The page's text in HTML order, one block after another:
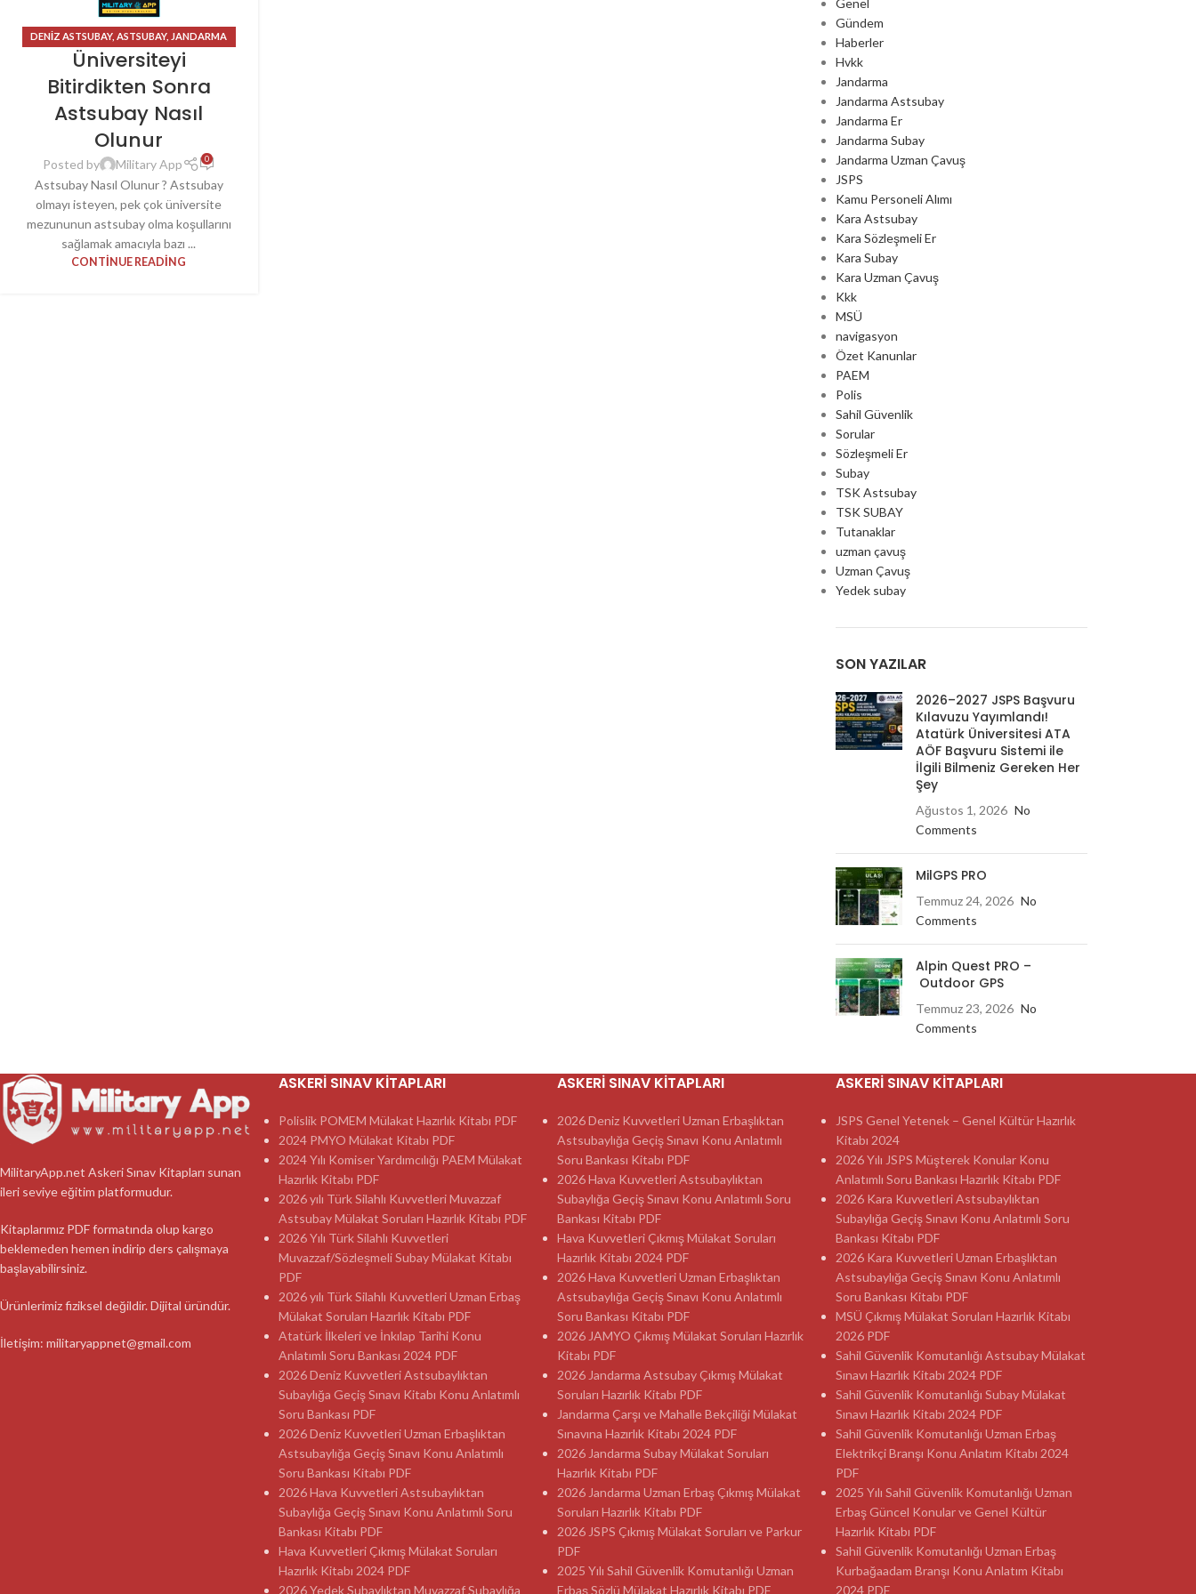
DENIZ ASTSUBAY,ASTSUBAY, JANDARMA
ASTSUBAY, KARA ASTSUBAY,SAHIL
Üniversiteyi
Bitirdikten Sonra
Astsubay Nasıl
Olunur
Posted by Military App 0
Astsubay Nasıl Olunur ? Astsubay
olmayı isteyen, pek çok üniversite
mezununun astsubay olma koşullarını
sağlamak amacıyla bazı ...
CONTINUE READING
Genel
Gündem
Haberler
Hvkk
Jandarma
Jandarma Astsubay
Jandarma Er
Jandarma Subay
Jandarma Uzman Çavuş
JSPS
Kamu Personeli Alımı
Kara Astsubay
Kara Sözleşmeli Er
Kara Subay
Kara Uzman Çavuş
Kkk
MSÜ
navigasyon
Özet Kanunlar
PAEM
Polis
Sahil Güvenlik
Sorular
Sözleşmeli Er
Subay
TSK Astsubay
TSK SUBAY
Tutanaklar
uzman çavuş
Uzman Çavuş
Yedek subay
SON YAZILAR
2026–2027 JSPS Başvuru
Kılavuzu Yayımlandı!
Atatürk Üniversitesi ATA
AÖF Başvuru Sistemi ile
İlgili Bilmeniz Gereken Her
Şey
Ağustos 1, 2026 No
Comments
MilGPS PRO
Temmuz 24, 2026 No
Comments
Alpin Quest PRO –
Outdoor GPS
Temmuz 23, 2026 No
Comments
MilitaryApp.net Askeri Sınav Kitapları sunan
ileri seviye eğitim platformudur.
Kitaplarımız PDF formatında olup kargo
beklemeden hemen indirip ders çalışmaya
başlayabilirsiniz.
Ürünlerimiz fiziksel değildir. Dijital üründür.
İletişim: militaryappnet@gmail.com
ASKERI SINAV KITAPLARI
Polislik POMEM Mülakat Hazırlık Kitabı PDF
2024 PMYO Mülakat Kitabı PDF
2024 Yılı Komiser Yardımcılığı PAEM Mülakat
Hazırlık Kitabı PDF
2026 yılı Türk Silahlı Kuvvetleri Muvazzaf
Astsubay Mülakat Soruları Hazırlık Kitabı PDF
2026 Yılı Türk Silahlı Kuvvetleri
Muvazzaf/Sözleşmeli Subay Mülakat Kitabı
PDF
2026 yılı Türk Silahlı Kuvvetleri Uzman Erbaş
Mülakat Soruları Hazırlık Kitabı PDF
Atatürk İlkeleri ve İnkılap Tarihi Konu
Anlatımlı Soru Bankası 2024 PDF
2026 Deniz Kuvvetleri Astsubaylıktan
Subaylığa Geçiş Sınavı Kitabı Konu Anlatımlı
Soru Bankası PDF
2026 Deniz Kuvvetleri Uzman Erbaşlıktan
Astsubaylığa Geçiş Sınavı Konu Anlatımlı
Soru Bankası Kitabı PDF
2026 Hava Kuvvetleri Astsubaylıktan
Subaylığa Geçiş Sınavı Konu Anlatımlı Soru
Bankası Kitabı PDF
Hava Kuvvetleri Çıkmış Mülakat Soruları
Hazırlık Kitabı 2024 PDF
2026 Yedek Subaylıktan Muvazzaf Subaylığa
ASKERI SINAV KITAPLARI
2026 Deniz Kuvvetleri Uzman Erbaşlıktan
Astsubaylığa Geçiş Sınavı Konu Anlatımlı
Soru Bankası Kitabı PDF
2026 Hava Kuvvetleri Astsubaylıktan
Subaylığa Geçiş Sınavı Konu Anlatımlı Soru
Bankası Kitabı PDF
Hava Kuvvetleri Çıkmış Mülakat Soruları
Hazırlık Kitabı 2024 PDF
2026 Hava Kuvvetleri Uzman Erbaşlıktan
Astsubaylığa Geçiş Sınavı Konu Anlatımlı
Soru Bankası Kitabı PDF
2026 JAMYO Çıkmış Mülakat Soruları Hazırlık
Kitabı PDF
2026 Jandarma Astsubay Çıkmış Mülakat
Soruları Hazırlık Kitabı PDF
Jandarma Çarşı ve Mahalle Bekçiliği Mülakat
Sınavına Hazırlık Kitabı 2024 PDF
2026 Jandarma Subay Mülakat Soruları
Hazırlık Kitabı PDF
2026 Jandarma Uzman Erbaş Çıkmış Mülakat
Soruları Hazırlık Kitabı PDF
2026 JSPS Çıkmış Mülakat Soruları ve Parkur
PDF
2025 Yılı Sahil Güvenlik Komutanlığı Uzman
Erbaş Sözlü Mülakat Hazırlık Kitabı PDF
ASKERI SINAV KITAPLARI
JSPS Genel Yetenek – Genel Kültür Hazırlık
Kitabı 2024
2026 Yılı JSPS Müşterek Konular Konu
Anlatımlı Soru Bankası Hazırlık Kitabı PDF
2026 Kara Kuvvetleri Astsubaylıktan
Subaylığa Geçiş Sınavı Konu Anlatımlı Soru
Bankası Kitabı PDF
2026 Kara Kuvvetleri Uzman Erbaşlıktan
Astsubaylığa Geçiş Sınavı Konu Anlatımlı
Soru Bankası Kitabı PDF
MSÜ Çıkmış Mülakat Soruları Hazırlık Kitabı
2026 PDF
Sahil Güvenlik Komutanlığı Astsubay Mülakat
Sınavı Hazırlık Kitabı 2024 PDF
Sahil Güvenlik Komutanlığı Subay Mülakat
Sınavı Hazırlık Kitabı 2024 PDF
Sahil Güvenlik Komutanlığı Uzman Erbaş
Elektrikçi Branşı Konu Anlatım Kitabı 2024
PDF
2025 Yılı Sahil Güvenlik Komutanlığı Uzman
Erbaş Güncel Konular ve Genel Kültür
Hazırlık Kitabı PDF
Sahil Güvenlik Komutanlığı Uzman Erbaş
Kurbağaadam Branşı Konu Anlatım Kitabı
2024 PDF